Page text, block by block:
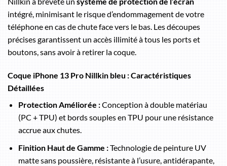
intégré, minimisant le risque d’endommagement de votre
téléphone en cas de chute face vers le bas. Les découpes
précises garantissent un accès illimité à tous les ports et
boutons, sans avoir à retirer la coque.
Coque iPhone 13 Pro Nillkin bleu : Caractéristiques
Détaillées
Protection Améliorée :Conception à double matériau
(PC + TPU) et bords souples en TPU pour une résistance
accrue aux chutes.
Finition Haut de Gamme :Technologie de peinture UV
matte sans poussière, résistante à l’usure, antidérapante,